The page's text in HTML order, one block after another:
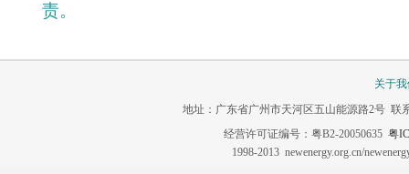
责。
关于
地址：广东省广州市天河区五山能源路2号 联
经营许可证编号：粤B2-20050635 粤
1998-2013 newenergy.org.cn/